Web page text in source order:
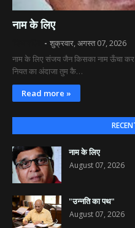
नाम के लिए
शुक्रवार, अगस्त 07, 2026
नाम के लिए संजय जैन किसका नाम ऊँचा कर
नियत का अंदाजा तुम कै…
Read more »
नाम के लिए
August 07, 2026
"उन्नति का पथ"
August 07, 2026